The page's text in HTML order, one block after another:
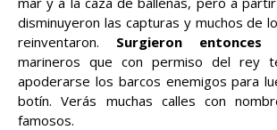
disminuyeron las capturas y muchos de
reinventaron. Surgieron
marineros que con permiso del rey
apoderarse los barcos enemigos para
botín. Verás muchas calles con
famosos.